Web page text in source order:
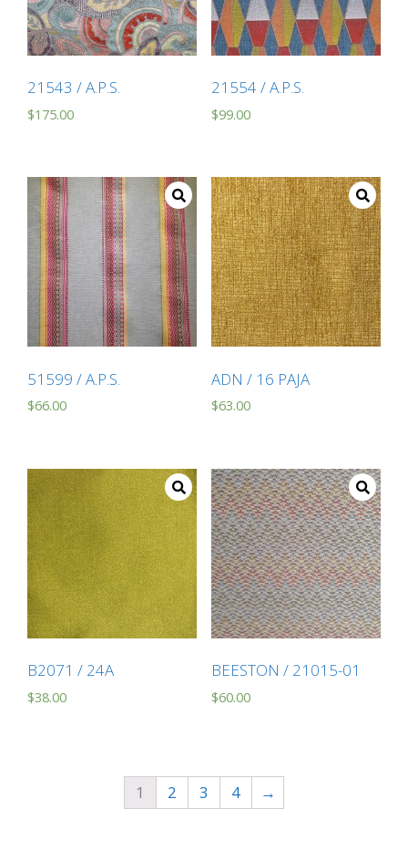
21543 / A.P.S.
$175.00
21554 / A.P.S.
$99.00
51599 / A.P.S.
$66.00
ADN / 16 PAJA
$63.00
B2071 / 24A
$38.00
BEESTON / 21015-01
$60.00
1 2 3 4 →